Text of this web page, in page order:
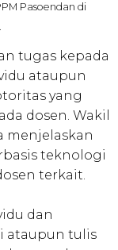
Pasoendan di
tugas kepada
ataupun
yang
dosen. Wakil
menjelaskan
teknologi
terkait.
dan
ataupun tulis